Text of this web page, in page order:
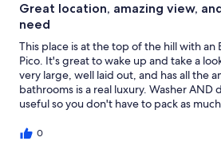
Great location, amazing view,
need
This place is at the top of the hill with an
Pico. It's great to wake up and take a
very large, well laid out, and has all the
bathrooms is a real luxury. Washer AND
useful so you don't have to pack as
you want to cook or get supplies. Zelda
0